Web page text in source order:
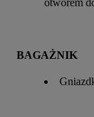
otworem
BAGAŻNIK